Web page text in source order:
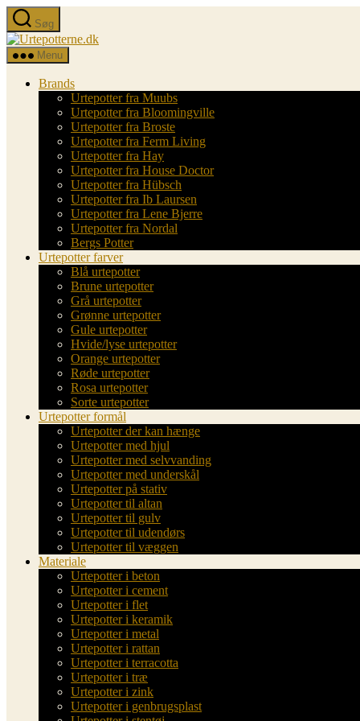
Spring
til
indholdet
Søg
Urtepotterne.dk
Menu
Brands
Urtepotter fra Muubs
Urtepotter fra Bloomingville
Urtepotter fra Broste
Urtepotter fra Ferm Living
Urtepotter fra Hay
Urtepotter fra House Doctor
Urtepotter fra Hübsch
Urtepotter fra Ib Laursen
Urtepotter fra Lene Bjerre
Urtepotter fra Nordal
Bergs Potter
Urtepotter farver
Blå urtepotter
Brune urtepotter
Grå urtepotter
Grønne urtepotter
Gule urtepotter
Hvide/lyse urtepotter
Orange urtepotter
Røde urtepotter
Rosa urtepotter
Sorte urtepotter
Urtepotter formål
Urtepotter der kan hænge
Urtepotter med hjul
Urtepotter med selvvanding
Urtepotter med underskål
Urtepotter på stativ
Urtepotter til altan
Urtepotter til gulv
Urtepotter til udendørs
Urtepotter til væggen
Materiale
Urtepotter i beton
Urtepotter i cement
Urtepotter i flet
Urtepotter i keramik
Urtepotter i metal
Urtepotter i rattan
Urtepotter i terracotta
Urtepotter i træ
Urtepotter i zink
Urtepotter i genbrugsplast